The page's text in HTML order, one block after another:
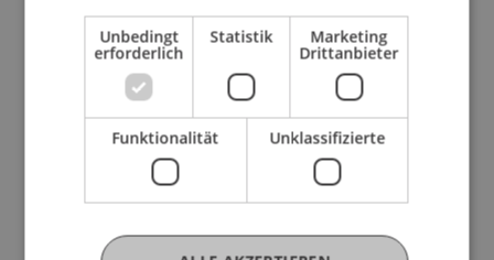
Influencer und mehr
• Verstehen, wie KI die Marketingstrategien und -
taktiken beeinflusst
• Erlernen von Techniken zur Implementierung
von KI in verschiedenen Marketingbereichen
• Erkennen von Möglichkeiten zur
Unbedingt
erforderlich
Statistik Marketing
Drittanbieter
Funktionalität Unklassifizierte